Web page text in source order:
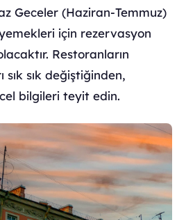
Geceler (Haziran-Temmuz)
için rezervasyon
Restoranların
sık değiştiğinden,
bilgileri teyit edin.